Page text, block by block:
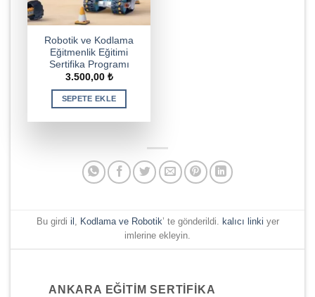
Robotik ve Kodlama
Eğitmenlik Eğitimi
Sertifika Programı
3.500,00 ₺
SEPETE EKLE
Bu girdi il , Kodlama ve Robotik’ te gönderildi. kalıcı linki yer
imlerine ekleyin.
ANKARA EĞITIM SERTIFIKA